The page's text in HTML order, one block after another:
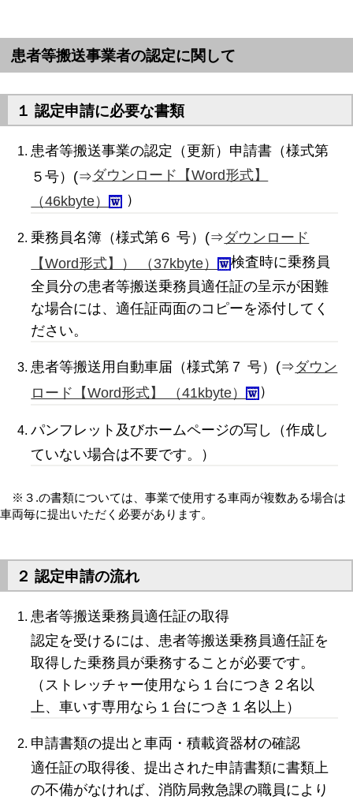
患者等搬送事業者の認定に関して
１ 認定申請に必要な書類
患者等搬送事業の認定（更新）申請書（様式第
５号）(⇒ダウンロード【Word形式】
（46kbyte） ）
乗務員名簿（様式第６ 号）(⇒ダウンロード
【Word形式】） （37kbyte） 検査時に乗務員
全員分の患者等搬送乗務員適任証の呈示が困難
な場合には、適任証両面のコピーを添付してく
ださい。
患者等搬送用自動車届（様式第７ 号）(⇒ダウン
ロード【Word形式】 （41kbyte） ）
パンフレット及びホームページの写し（作成し
ていない場合は不要です。）
※３.の書類については、事業で使用する車両が複数ある場合は
車両毎に提出いただく必要があります。
２ 認定申請の流れ
患者等搬送乗務員適任証の取得
認定を受けるには、患者等搬送乗務員適任証を
取得した乗務員が乗務することが必要です。
（ストレッチャー使用なら１台につき２名以
上、車いす専用なら１台につき１名以上）
申請書類の提出と車両・積載資器材の確認
適任証の取得後、提出された申請書類に書類上
の不備がなければ、消防局救急課の職員により